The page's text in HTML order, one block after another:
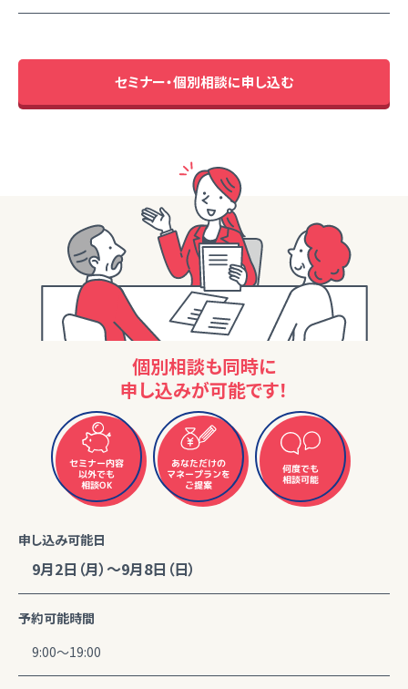
セミナー・個別相談に申し込む
個別相談も同時に
申し込みが可能です！
セミナー内容
以外でも
相談OK
あなただけの
マネープランを
ご提案
何度でも
相談可能
申し込み可能日
9月2日（月）～9月8日（日）
予約可能時間
9:00～19:00